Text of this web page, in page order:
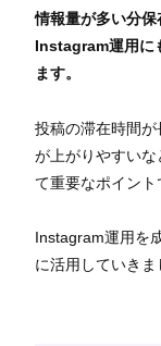
情報量が多い分保
Instagram運用に
ます。
投稿の滞在時間
が上がりやすい
て重要なポイント
Instagram運用を
に活用していきま